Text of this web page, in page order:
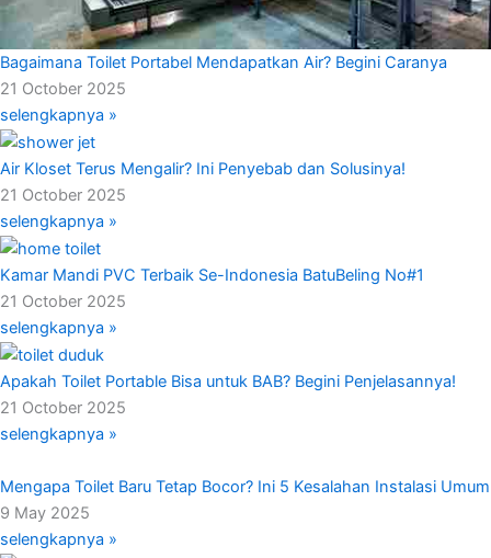
Bagaimana Toilet Portabel Mendapatkan Air? Begini Caranya
21 October 2025
selengkapnya »
Air Kloset Terus Mengalir? Ini Penyebab dan Solusinya!
21 October 2025
selengkapnya »
Kamar Mandi PVC Terbaik Se-Indonesia BatuBeling No#1
21 October 2025
selengkapnya »
Apakah Toilet Portable Bisa untuk BAB? Begini Penjelasannya!
21 October 2025
selengkapnya »
Mengapa Toilet Baru Tetap Bocor? Ini 5 Kesalahan Instalasi Umum
9 May 2025
selengkapnya »